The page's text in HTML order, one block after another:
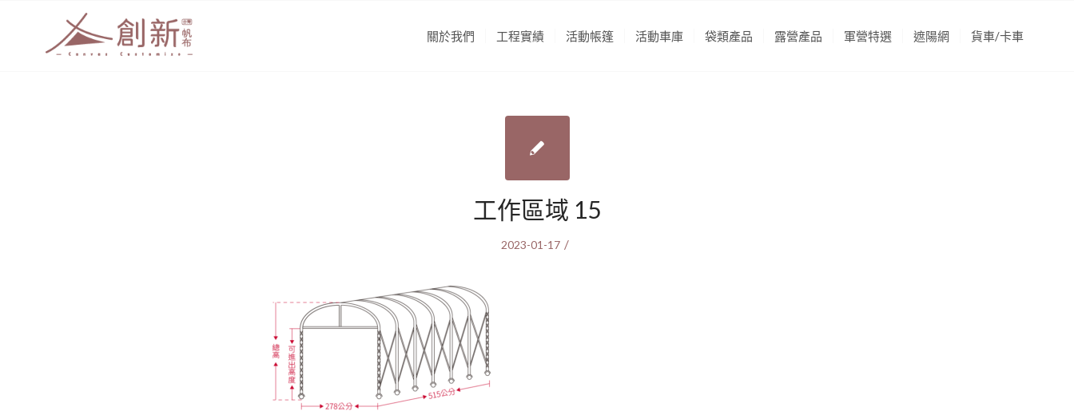
關於我們 工程實績 活動帳篷 活動車庫 袋類產品 露營產品 軍營特選 遮陽網 貨車/卡車
工作區域 15
2023-01-17 /